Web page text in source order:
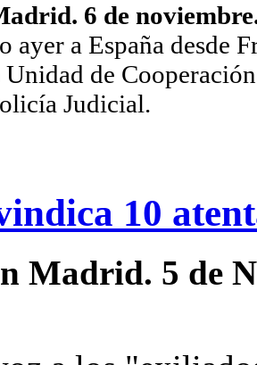
6 de
ayer a España desde
Unidad de
Judicial.
10
Madrid. 5 de